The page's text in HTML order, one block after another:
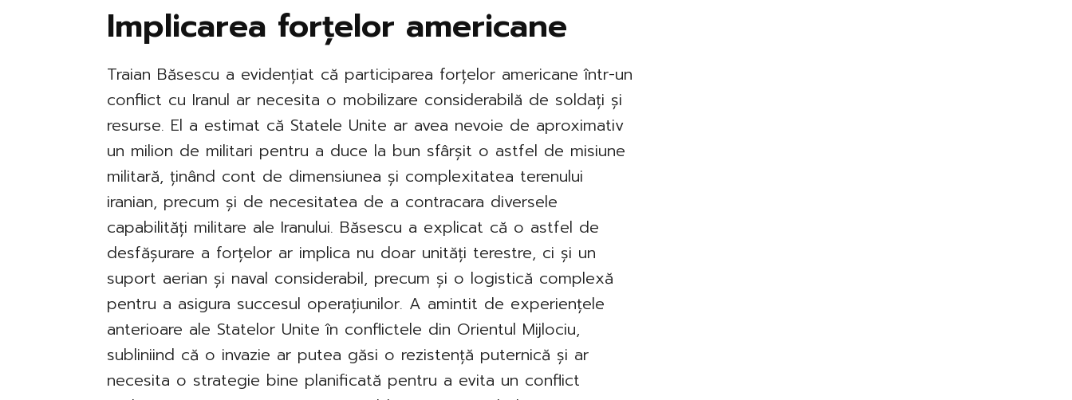
Implicarea forțelor americane
Traian Băsescu a evidențiat că participarea forțelor americane într-un
conflict cu Iranul ar necesita o mobilizare considerabilă de soldați și
resurse. El a estimat că Statele Unite ar avea nevoie de aproximativ
un milion de militari pentru a duce la bun sfârșit o astfel de misiune
militară, ținând cont de dimensiunea și complexitatea terenului
iranian, precum și de necesitatea de a contracara diversele
capabilități militare ale Iranului. Băsescu a explicat că o astfel de
desfășurare a forțelor ar implica nu doar unități terestre, ci și un
suport aerian și naval considerabil, precum și o logistică complexă
pentru a asigura succesul operațiunilor. A amintit de experiențele
anterioare ale Statelor Unite în conflictele din Orientul Mijlociu,
subliniind că o invazie ar putea găsi o rezistență puternică și ar
necesita o strategie bine planificată pentru a evita un conflict